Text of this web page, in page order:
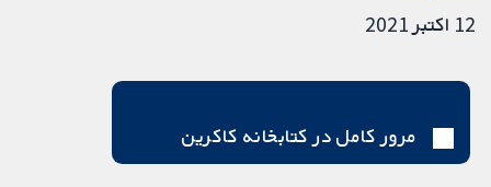
12 اکتبر 2021
مرور کامل در کتابخانه کاکرین